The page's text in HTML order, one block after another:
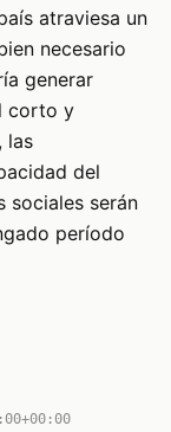
atraviesa un
necesario
generar
corto y
las
del
sociales serán
período